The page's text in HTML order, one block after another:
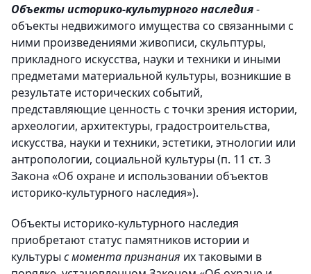
Объекты историко-культурного наследия-
объекты недвижимого имущества со связанными с
ними произведениями живописи, скульптуры,
прикладного искусства, науки и техники и иными
предметами материальной культуры, возникшие в
результате исторических событий,
представляющие ценность с точки зрения истории,
археологии, архитектуры, градостроительства,
искусства, науки и техники, эстетики, этнологии или
антропологии, социальной культуры (п. 11 ст. 3
Закона «Об охране и использовании объектов
историко-культурного наследия»).
Объекты историко-культурного наследия
приобретают статус памятников истории и
культуры с момента признания их таковыми в